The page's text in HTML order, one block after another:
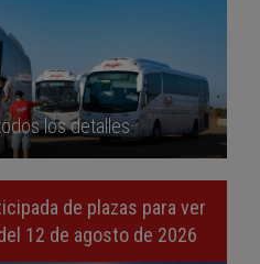
los detalles
de plazas para ver
12 de agosto de 2026